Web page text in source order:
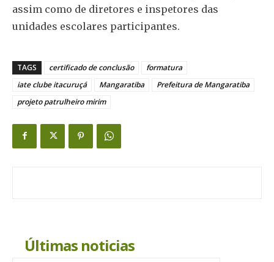
assim como de diretores e inspetores das
unidades escolares participantes.
TAGS certificado de conclusão
formatura
iate clube itacuruçá
Mangaratiba
Prefeitura de Mangaratiba
projeto patrulheiro mirim
Últimas noticias